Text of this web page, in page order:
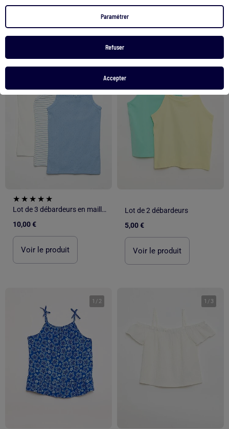
Paramétrer
Refuser
Accepter
Voir le produit Voir le produit
2 couleurs
Lot de 3 débardeurs en maille pointelle
10,00 €
Voir le produit
Lot de 2 débardeurs
5,00 €
Voir le produit
1 / 2 1 / 3